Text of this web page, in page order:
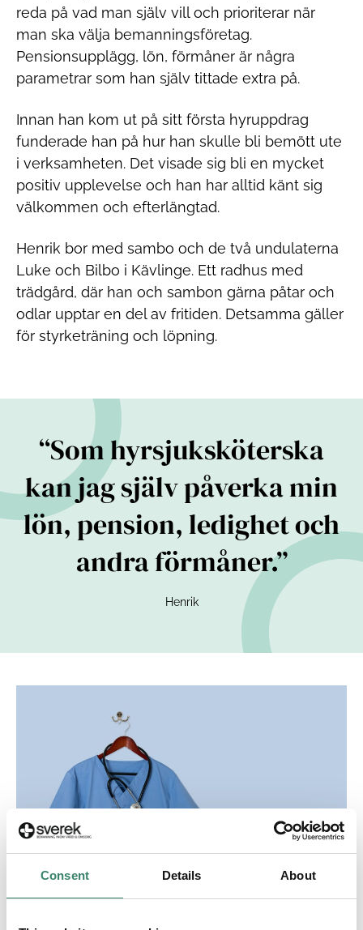
Consent Details About
reda på vad man själv vill och prioriterar när
man ska välja bemanningsföretag.
Pensionsupplägg, lön, förmåner är några
parametrar som han själv tittade extra på.
Innan han kom ut på sitt första hyruppdrag
funderade han på hur han skulle bli bemött ute
i verksamheten. Det visade sig bli en mycket
positiv upplevelse och han har alltid känt sig
välkommen och efterlängtad.
Henrik bor med sambo och de två undulaterna
Luke och Bilbo i Kävlinge. Ett radhus med
trädgård, där han och sambon gärna påtar och
odlar upptar en del av fritiden. Detsamma gäller
för styrketräning och löpning.
Som hyrsjuksköterska
kan jag själv påverka min
lön, pension, ledighet och
andra förmåner.
Henrik